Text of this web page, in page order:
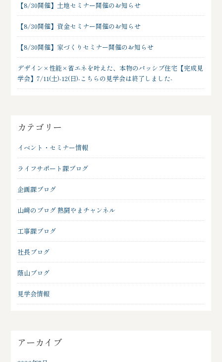
【8/30開催】土地セミナー開催のお知らせ
【8/30開催】資金セミナー開催のお知らせ
【8/30開催】家づくりセミナー開催のお知らせ
デザイン×性能×省エネを叶えた、本物のパッシブ住宅【完成見
学会】7/11(土)-12(日)-こちらの見学会は終了しました-
カテゴリー
イベント・セミナー情報
ライフサポート課ブログ
企画課ブログ
山﨑のブログ 熱闘やまチャンネル
工事課ブログ
社長ブログ
蔭山ブログ
見学会情報
アーカイブ